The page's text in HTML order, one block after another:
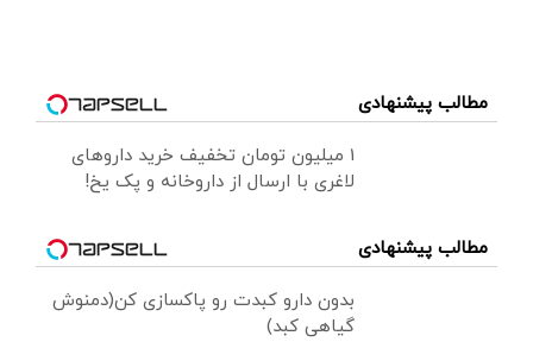
مطالب پیشنهادی
1 میلیون تومان تخفیف خرید داروهای
لاغری با ارسال از داروخانه و پک یخ!
مطالب پیشنهادی
بدون دارو کبدت رو پاکسازی کن(دمنوش
گیاهی کبد)